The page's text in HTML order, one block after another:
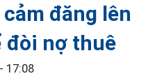
đăng lên
đòi nợ thuê
17:08